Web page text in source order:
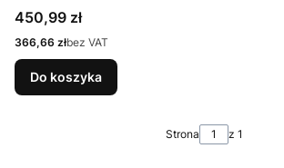
Henry Ceramic brązowy
(86545)
Cena
450,99 zł
Cena
366,66 złbez VAT
Do koszyka
Strona z 1